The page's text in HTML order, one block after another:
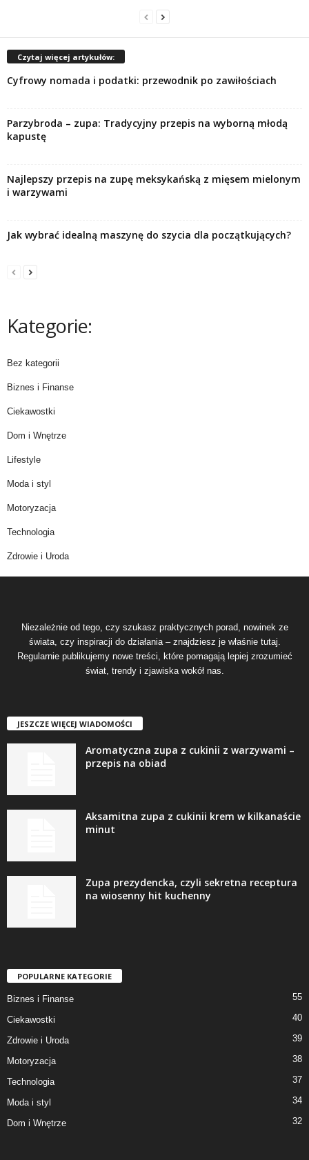
Czytaj więcej artykułów:
Cyfrowy nomada i podatki: przewodnik po zawiłościach
Parzybroda – zupa: Tradycyjny przepis na wyborną młodą
kapustę
Najlepszy przepis na zupę meksykańską z mięsem mielonym
i warzywami
Jak wybrać idealną maszynę do szycia dla początkujących?
Kategorie:
Bez kategorii
Biznes i Finanse
Ciekawostki
Dom i Wnętrze
Lifestyle
Moda i styl
Motoryzacja
Technologia
Zdrowie i Uroda
Niezależnie od tego, czy szukasz praktycznych porad, nowinek ze
świata, czy inspiracji do działania – znajdziesz je właśnie tutaj.
Regularnie publikujemy nowe treści, które pomagają lepiej zrozumieć
świat, trendy i zjawiska wokół nas.
JESZCZE WIĘCEJ WIADOMOŚCI
Aromatyczna zupa z cukinii z warzywami –
przepis na obiad
Aksamitna zupa z cukinii krem w kilkanaście
minut
Zupa prezydencka, czyli sekretna receptura
na wiosenny hit kuchenny
POPULARNE KATEGORIE
Biznes i Finanse 55
Ciekawostki 40
Zdrowie i Uroda 39
Motoryzacja 38
Technologia 37
Moda i styl 34
Dom i Wnętrze 32